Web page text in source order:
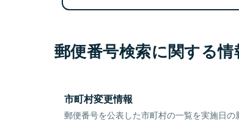
郵便番号検索に関する情
市町村変更情報
郵便番号を公表した市町村の一覧を実施日の